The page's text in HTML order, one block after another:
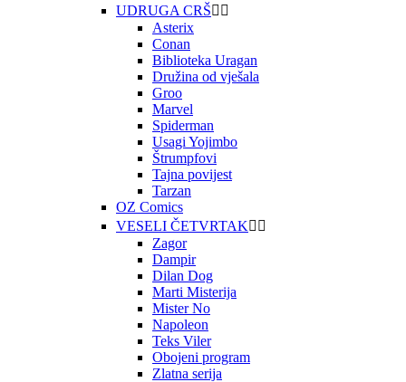
UDRUGA CRŠ 
Asterix
Conan
Biblioteka Uragan
Družina od vješala
Groo
Marvel
Spiderman
Usagi Yojimbo
Štrumpfovi
Tajna povijest
Tarzan
OZ Comics
VESELI ČETVRTAK 
Zagor
Dampir
Dilan Dog
Marti Misterija
Mister No
Napoleon
Teks Viler
Obojeni program
Zlatna serija